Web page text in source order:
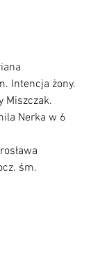
Intencja żony.
Miszczak.
Nerka w 6
śm.